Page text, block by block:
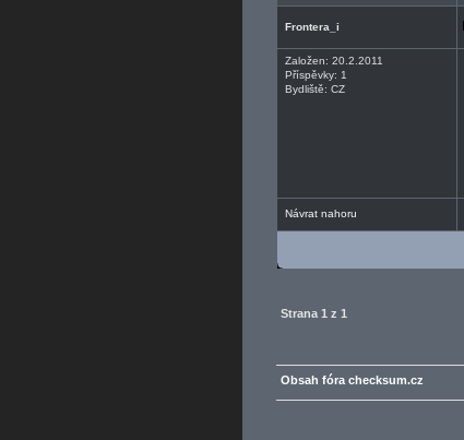
Frontera_i
Založen: 20.2.2011
Příspěvky: 1
Bydliště: CZ
Návrat nahoru
Strana 1 z 1
Obsah fóra checksum.cz